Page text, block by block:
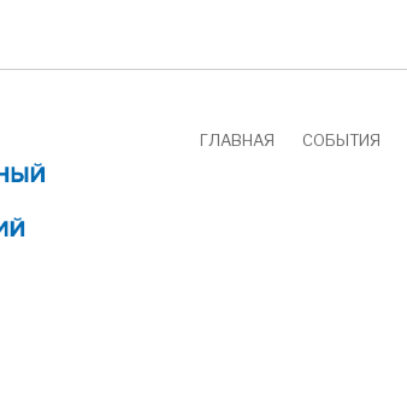
ГЛАВНАЯ СОБЫТИЯ